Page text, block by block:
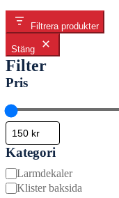
Filtrera produkter
Stäng
Filter
Pris
Kategori
Kategori
Larmdekaler
Klister baksida